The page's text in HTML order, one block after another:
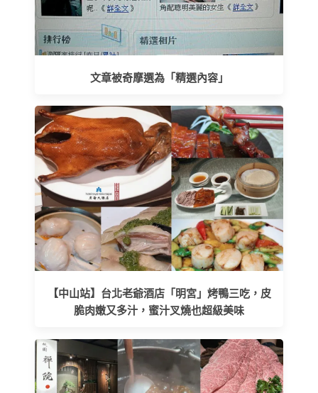
文章被奇摩選為「精選內容」
【中山站】台北老爺酒店「明宮」烤鴨三吃，皮
脆肉嫩又多汁，蜜汁叉燒也超級美味